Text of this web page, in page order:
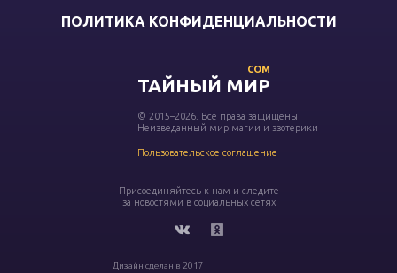
ПОЛИТИКА КОНФИДЕНЦИАЛЬНОСТИ
ТАЙНЫЙ МИР
COM
© 2015–2026. Все права защищены
Неизведанный мир магии и эзотерики
Пользовательское соглашение
Присоединяйтесь к нам и следите
за новостями в социальных сетях
Дизайн сделан в 2017